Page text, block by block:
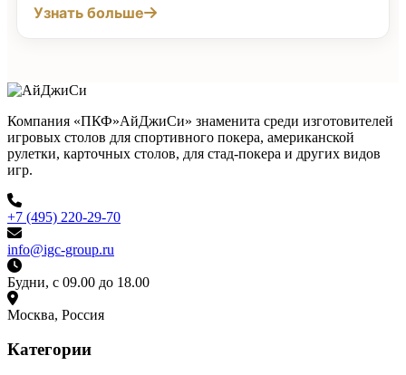
Узнать больше
Компания «ПКФ»АйДжиСи» знаменита среди изготовителей
игровых столов для спортивного покера, американской
рулетки, карточных столов, для стад-покера и других видов
игр.
+7 (495) 220-29-70
info@igc-group.ru
Будни, с 09.00 до 18.00
Москва, Россия
Категории